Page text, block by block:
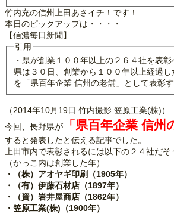
竹内充の信州上田あさイチ！です！
本日のピックアップは・・・・
【信濃毎日新聞】
引用
・県が創業１００年以上の２６４社を表彰
県は３０日、創業から１００年以上経過
を「県百年企業 信州の老舗」として表彰す
（2014年10月19日 竹内撮影 笠原工業(株)）
今回、長野県が
「県百年企業 信州
すると発表したと伝える記事でした。
上田市内で表彰されるには以下の２４社だそ
（かっこ内は創業した年）
・（株）アオヤギ印刷（1905年）
・（有）伊藤石材店（1897年）
・（資）岩井屋商店（1862年）
・笠原工業(株)（1900年）